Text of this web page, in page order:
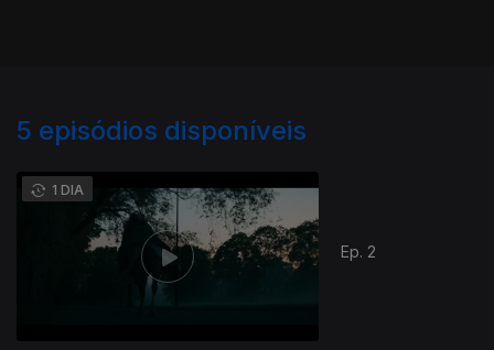
5 episódios disponíveis
1 DIA
Ep. 2